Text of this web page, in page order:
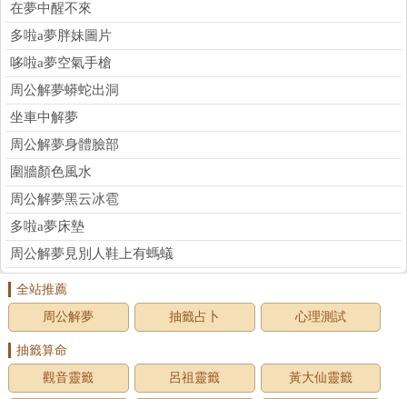
在夢中醒不來
多啦a夢胖妹圖片
哆啦a夢空氣手槍
周公解夢蟒蛇出洞
坐車中解夢
周公解夢身體臉部
圍牆顏色風水
周公解夢黑云冰雹
多啦a夢床墊
周公解夢見別人鞋上有螞蟻
全站推薦
周公解夢
抽籤占卜 心理測試
抽籤算命
觀音靈籤
呂祖靈籤 黃大仙靈籤